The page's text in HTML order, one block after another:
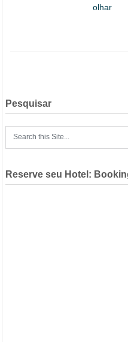
olhar
Pesquisar
Reserve seu Hotel: